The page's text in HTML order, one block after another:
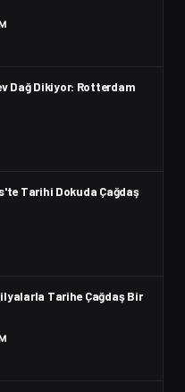
Dağ Dikiyor: Rotterdam
Tarihi Dokuda Çağdaş
Tarihe Çağdaş Bir